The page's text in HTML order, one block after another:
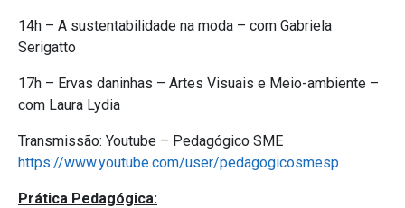
14h – A sustentabilidade na moda – com Gabriela
Serigatto
17h – Ervas daninhas – Artes Visuais e Meio-ambiente –
com Laura Lydia
Transmissão: Youtube – Pedagógico SME
https://www.youtube.com/user/pedagogicosmesp
Prática Pedagógica: